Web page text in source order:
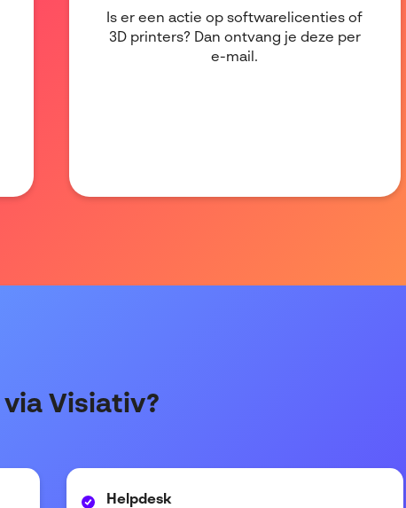
Is er een actie op softwarelicenties of
3D printers? Dan ontvang je deze per
e-mail.
via Visiativ?
Helpdesk